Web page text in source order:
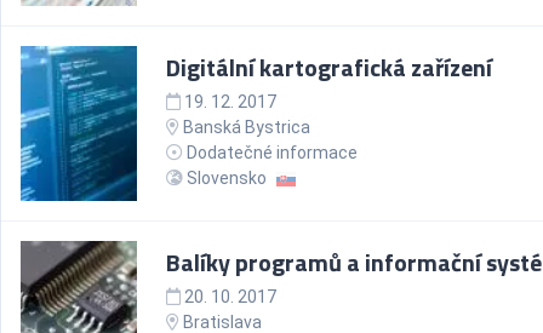
Digitální kartografická zařízení
19. 12. 2017
Banská Bystrica
Dodatečné informace
Slovensko
Balíky programů a informační
20. 10. 2017
Bratislava